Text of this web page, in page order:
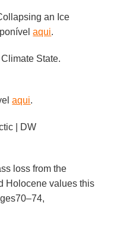
an Ice
aqui.
State.
aqui.
| DW
loss from the
Holocene values this